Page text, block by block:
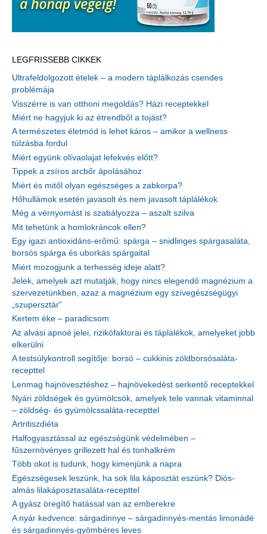
LEGFRISSEBB CIKKEK
Ultrafeldolgozott ételek – a modern táplálkozás csendes
problémája
Visszérre is van otthoni megoldás? Házi receptekkel
Miért ne hagyjuk ki az étrendből a tojást?
A természetes életmód is lehet káros – amikor a wellness
túlzásba fordul
Miért együnk olívaolajat lefekvés előtt?
Tippek a zsíros arcbőr ápolásához
Miért és mitől olyan egészséges a zabkorpa?
Hőhullámok esetén javasolt és nem javasolt táplálékok
Még a vérnyomást is szabályozza – aszalt szilva
Mit tehetünk a homlokráncok ellen?
Egy igazi antioxidáns-erőmű: spárga – snidlinges spárgasaláta,
borsós spárga és uborkás spárgaital
Miért mozogjunk a terhesség ideje alatt?
Jelek, amelyek azt mutatják, hogy nincs elegendő magnézium a
szervezetünkben, azaz a magnézium egy szívegészségügyi
„szupersztár”
Kertem éke – paradicsom
Az alvási apnoé jelei, rizikófaktorai és táplálékok, amelyeket jobb
elkerülni
A testsúlykontroll segítője: borsó – cukkinis zöldborsósaláta-
recepttel
Lenmag hajnövesztéshez – hajnövekedést serkentő receptekkel
Nyári zöldségek és gyümölcsök, amelyek tele vannak vitaminnal
– zöldség- és gyümölcssaláta-recepttel
Artritiszdiéta
Halfogyasztással az egészségünk védelmében –
fűszernövényes grillezett hal és tonhalkrém
Több okot is tudunk, hogy kimenjünk a napra
Egészségesek leszünk, ha sok lila káposztát eszünk? Diós-
almás lilakáposztasaláta-recepttel
A gyász öregítő hatással van az emberekre
A nyár kedvence: sárgadinnye – sárgadinnyés-mentás limonádé
és sárgadinnyés-gyömbéres leves